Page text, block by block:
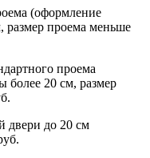
(оформление
размер проема меньше
проема
более 20 см, размер
двери до 20 см